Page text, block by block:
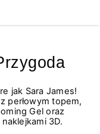
jak Sara James!
perłowym topem,
Gel oraz
3D.